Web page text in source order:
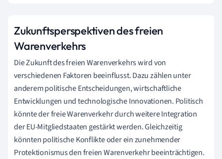
Zukunftsperspektiven des freien
Warenverkehrs
Die Zukunft des freien Warenverkehrs wird von
verschiedenen Faktoren beeinflusst. Dazu zählen unter
anderem politische Entscheidungen, wirtschaftliche
Entwicklungen und technologische Innovationen. Politisch
könnte der freie Warenverkehr durch weitere Integration
der EU-Mitgliedstaaten gestärkt werden. Gleichzeitig
könnten politische Konflikte oder ein zunehmender
Protektionismus den freien Warenverkehr beeinträchtigen.